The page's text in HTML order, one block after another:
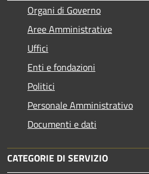
Organi di Governo
Aree Amministrative
Uffici
Enti e fondazioni
Politici
Personale Amministrativo
Documenti e dati
CATEGORIE DI SERVIZIO